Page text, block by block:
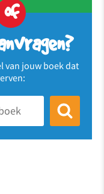
of
van jouw boek dat